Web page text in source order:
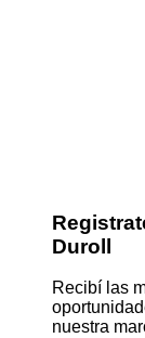
Duroll
Recibí las
nuestra